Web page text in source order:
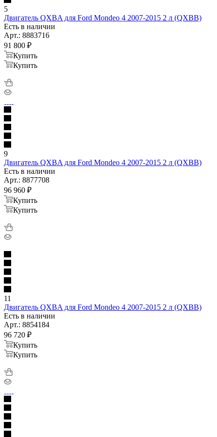
5
Двигатель QXBA для Ford Mondeo 4 2007-2015 2 л (QXBB)
Есть в наличии
Арт.: 8883716
91 800 ₽
Купить
Купить
9
Двигатель QXBA для Ford Mondeo 4 2007-2015 2 л (QXBB)
Есть в наличии
Арт.: 8877708
96 960 ₽
Купить
Купить
11
Двигатель QXBA для Ford Mondeo 4 2007-2015 2 л (QXBB)
Есть в наличии
Арт.: 8854184
96 720 ₽
Купить
Купить